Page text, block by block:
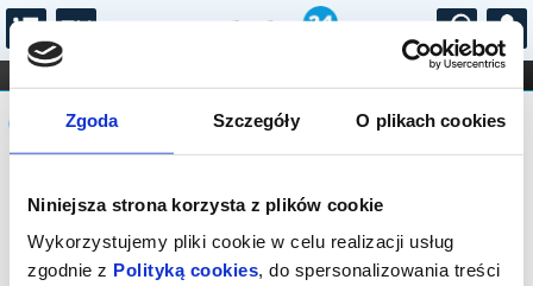
Zgoda Szczegóły O plikach cookies
Niniejsza strona korzysta z plików cookie
Wykorzystujemy pliki cookie w celu realizacji usług
zgodnie z Polityką cookies, do spersonalizowania treści
...
FILHARMONIA OPERA I BALET
STAND-UP
DLA DZIECI
Komunikat
Sprzedaż biletów on-line na wydarzenie
została zakończona.